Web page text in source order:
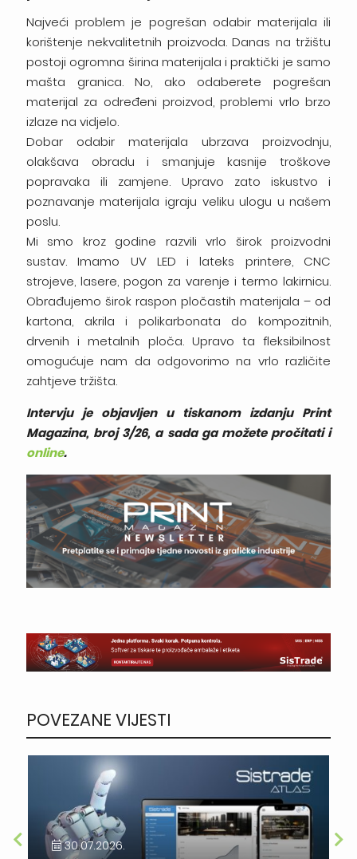
Najveći problem je pogrešan odabir materijala ili
korištenje nekvalitetnih proizvoda. Danas na tržištu
postoji ogromna širina materijala i praktički je samo
mašta granica. No, ako odaberete pogrešan
materijal za određeni proizvod, problemi vrlo brzo
izlaze na vidjelo.
Dobar odabir materijala ubrzava proizvodnju,
olakšava obradu i smanjuje kasnije troškove
popravaka ili zamjene. Upravo zato iskustvo i
poznavanje materijala igraju veliku ulogu u našem
poslu.
Mi smo kroz godine razvili vrlo širok proizvodni
sustav. Imamo UV LED i lateks printere, CNC
strojeve, lasere, pogon za varenje i termo lakirnicu.
Obrađujemo širok raspon pločastih materijala – od
kartona, akrila i polikarbonata do kompozitnih,
drvenih i metalnih ploča. Upravo ta fleksibilnost
omogućuje nam da odgovorimo na vrlo različite
zahtjeve tržišta.
Intervju je objavljen u tiskanom izdanju Print
Magazina, broj 3/26, a sada ga možete pročitati i
online.
POVEZANE VIJESTI
30.07.2026.